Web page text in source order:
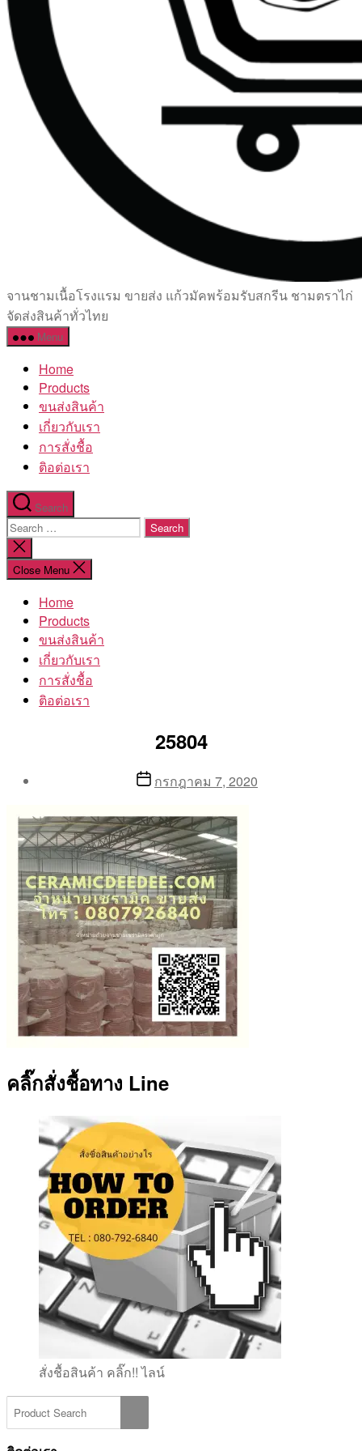
เซรามิค
ครบ
ครัน
โรงงาน
จานชามเนื้อโรงแรม ขายส่ง แก้วมัคพร้อมรับสกรีน ชามตราไก่
จัดส่งสินค้าทั่วไทย
Menu
Home
Products
ขนส่งสินค้า
เกี่ยวกับเรา
การสั่งชื้อ
ติอต่อเรา
Search
Search
for:
Close
search
Close Menu
Home
Products
ขนส่งสินค้า
เกี่ยวกับเรา
การสั่งชื้อ
ติอต่อเรา
25804
Aea
Postกรกฎาคม 7, 2020
คลิ๊กสั่งชื้อทาง Line
สั่งชื้อสินค้า คลิ๊ก!! ไลน์